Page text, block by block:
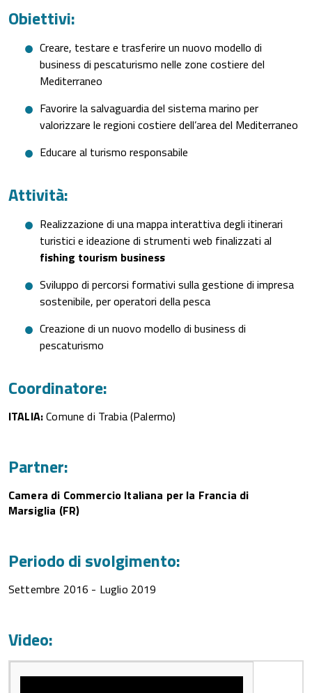
Obiettivi:
Creare, testare e trasferire un nuovo modello di
business di pescaturismo nelle zone costiere del
Mediterraneo
Favorire la salvaguardia del sistema marino per
valorizzare le regioni costiere dell’area del Mediterraneo
Educare al turismo responsabile
Attività:
Realizzazione di una mappa interattiva degli itinerari
turistici e ideazione di strumenti web finalizzati al
fishing tourism business
Sviluppo di percorsi formativi sulla gestione di impresa
sostenibile, per operatori della pesca
Creazione di un nuovo modello di business di
pescaturismo
Coordinatore:
ITALIA:Comune di Trabia (Palermo)
Partner:
Camera di Commercio Italiana per la Francia di
Marsiglia (FR)
Periodo di svolgimento:
Settembre 2016 - Luglio 2019
Video: